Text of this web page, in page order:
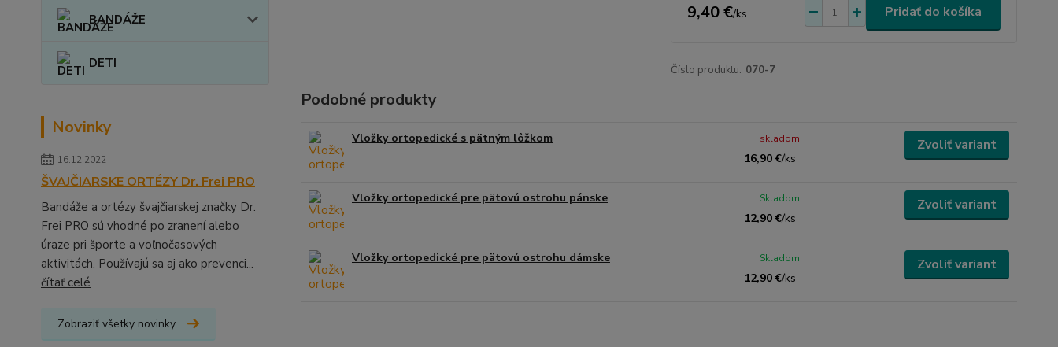
BANDÁŽE
DETI
Novinky
16.12.2022
ŠVAJČIARSKE ORTÉZY Dr. Frei PRO
Bandáže a ortézy švajčiarskej značky Dr.
Frei PRO sú vhodné po zranení alebo
úraze pri športe a voľnočasových
aktivitách. Používajú sa aj ako prevenci...
čítať celé
Zobraziť všetky novinky
9,40 €/ks Pridať do košíka
Číslo produktu: 070-7
Podobné produkty
Vložky ortopedické s pätným lôžkom
16,90 €/ks
skladom Zvoliť variant
Vložky ortopedické pre pätovú ostrohu pánske
12,90 €/ks
Skladom Zvoliť variant
Vložky ortopedické pre pätovú ostrohu dámske
12,90 €/ks
Skladom Zvoliť variant